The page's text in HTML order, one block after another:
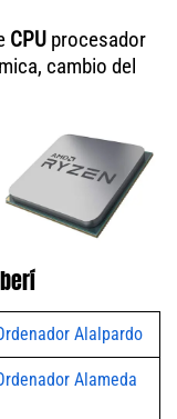
CPU procesador
cambio del
Alalpardo
Alameda